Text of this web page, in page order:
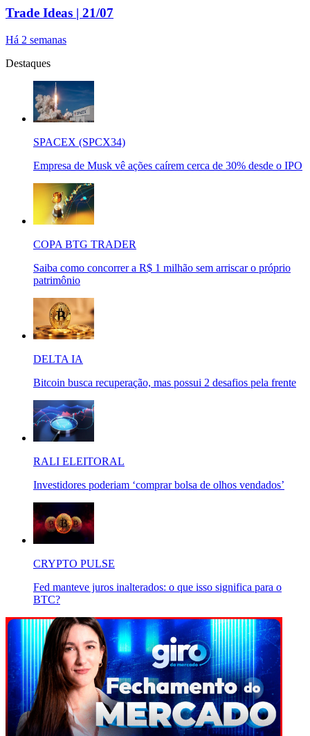
Trade Ideas | 21/07
Há 2 semanas
Destaques
SPACEX (SPCX34)
Empresa de Musk vê ações caírem cerca de 30% desde o IPO
COPA BTG TRADER
Saiba como concorrer a R$ 1 milhão sem arriscar o próprio
patrimônio
DELTA IA
Bitcoin busca recuperação, mas possui 2 desafios pela frente
RALI ELEITORAL
Investidores poderiam ‘comprar bolsa de olhos vendados’
CRYPTO PULSE
Fed manteve juros inalterados: o que isso significa para o
BTC?